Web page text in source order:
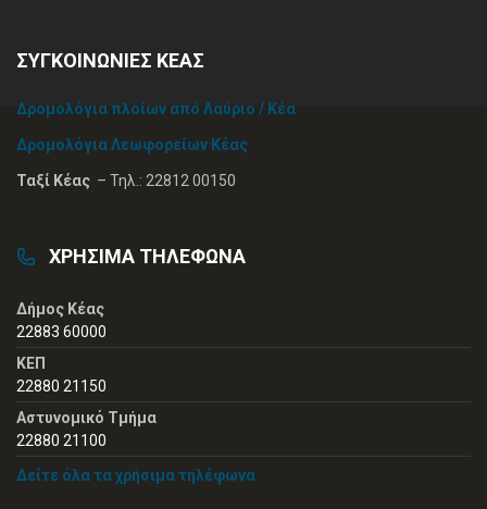
ΣΥΓΚΟΙΝΩΝΙΕΣ ΚΕΑΣ
Δρομολόγια πλοίων από Λαύριο / Κέα
Δρομολόγια Λεωφορείων Κέας
Ταξί Κέας – Τηλ.: 22812 00150
ΧΡΗΣΙΜΑ ΤΗΛΕΦΩΝΑ
Δήμος Κέας
22883 60000
ΚΕΠ
22880 21150
Αστυνομικό Τμήμα
22880 21100
Δείτε όλα τα χρήσιμα τηλέφωνα